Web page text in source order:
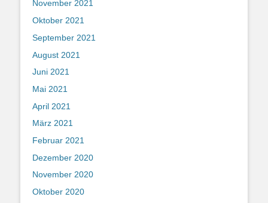
November 2021
Oktober 2021
September 2021
August 2021
Juni 2021
Mai 2021
April 2021
März 2021
Februar 2021
Dezember 2020
November 2020
Oktober 2020